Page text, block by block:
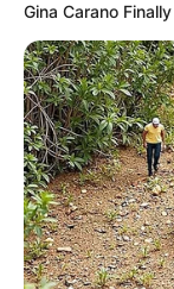
Gina Carano